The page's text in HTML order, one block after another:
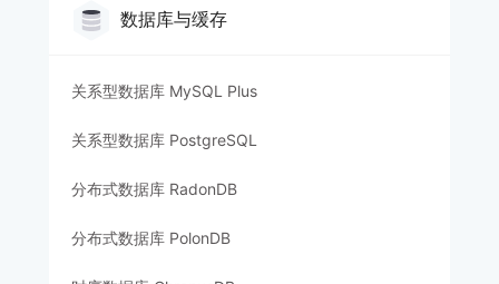
数据库与缓存
关系型数据库 MySQL Plus
关系型数据库 PostgreSQL
分布式数据库 RadonDB
分布式数据库 PolonDB